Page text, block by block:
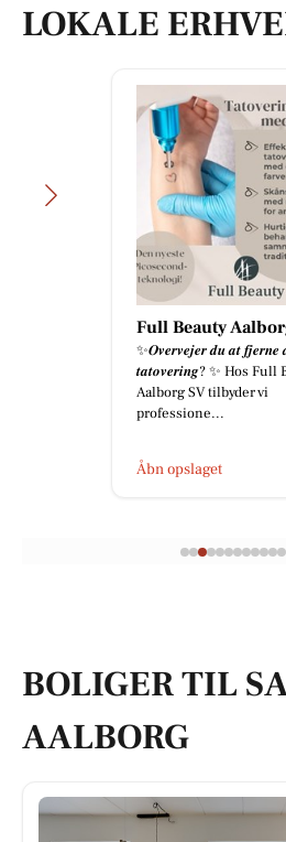
LOKALE
Full Beauty
✨𝑶𝒗𝒆𝒓𝒗𝒆𝒋𝒆𝒓 𝒅𝒖 𝒂𝒕 𝒇𝒋𝒆𝒓𝒏𝒆
𝒕𝒂𝒕𝒐𝒗𝒆𝒓𝒊𝒏𝒈? ✨ Hos Full
Aalborg SV tilbyder vi
professione...
Åbn opslaget
BOLIGER TIL
AALBORG